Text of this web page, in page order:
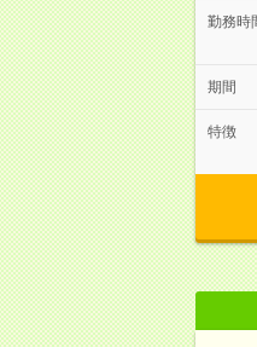
勤務時
期間
特徴